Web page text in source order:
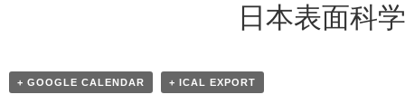
日本表面科学会 東
+ GOOGLE CALENDAR + ICAL EXPORT